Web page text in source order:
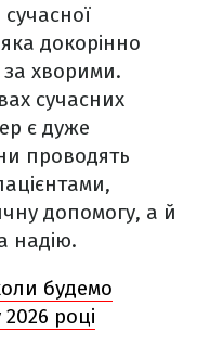
докорінно
за хворими.
сучасних
є дуже
проводять
допомогу, а й
надію.
будемо
році